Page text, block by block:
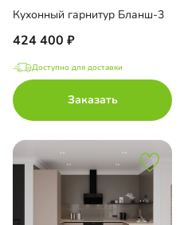
пленкой ПВХ
Кухонный гарнитур Бланш-3
424 400
Доступно для доставки
Заказать